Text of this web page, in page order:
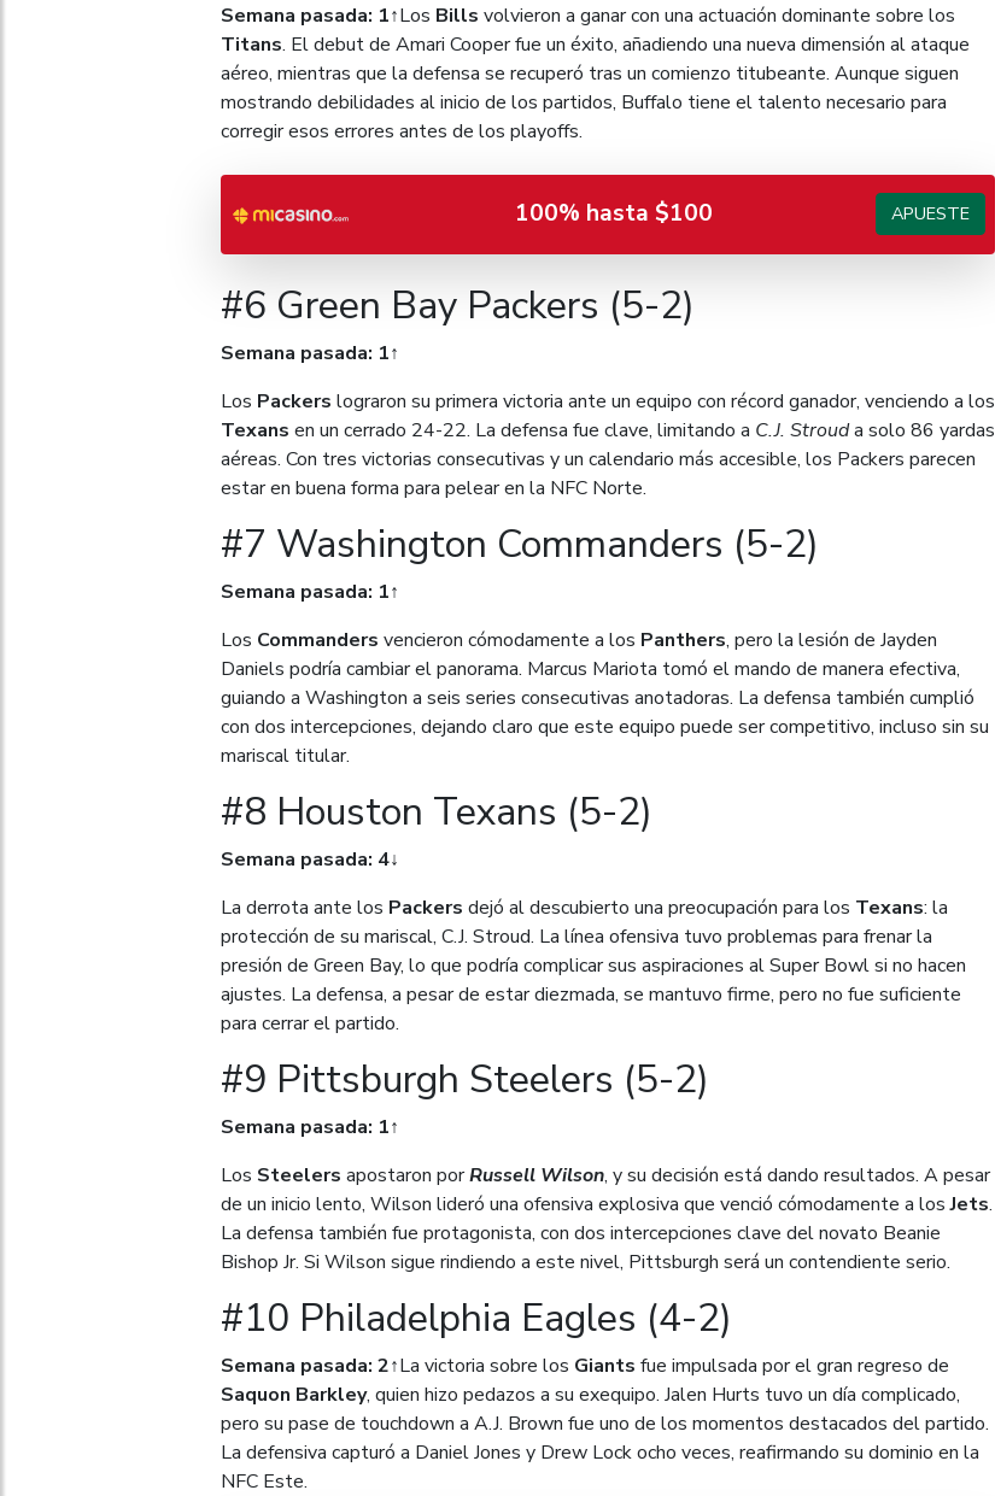
Semana pasada: 1↑Los Bills volvieron a ganar con una actuación dominante sobre los
Titans. El debut de Amari Cooper fue un éxito, añadiendo una nueva dimensión al ataque
aéreo, mientras que la defensa se recuperó tras un comienzo titubeante. Aunque siguen
mostrando debilidades al inicio de los partidos, Buffalo tiene el talento necesario para
corregir esos errores antes de los playoffs.
100% hasta $100 APUESTE
#6 Green Bay Packers (5-2)
Semana pasada: 1↑
Los Packers lograron su primera victoria ante un equipo con récord ganador, venciendo a los
Texans en un cerrado 24-22. La defensa fue clave, limitando a C.J. Strouda solo 86 yardas
aéreas. Con tres victorias consecutivas y un calendario más accesible, los Packers parecen
estar en buena forma para pelear en la NFC Norte.
#7 Washington Commanders (5-2)
Semana pasada: 1↑
Los Commanders vencieron cómodamente a los Panthers, pero la lesión de Jayden
Daniels podría cambiar el panorama. Marcus Mariota tomó el mando de manera efectiva,
guiando a Washington a seis series consecutivas anotadoras. La defensa también cumplió
con dos intercepciones, dejando claro que este equipo puede ser competitivo, incluso sin su
mariscal titular.
#8 Houston Texans (5-2)
Semana pasada: 4↓
La derrota ante los Packers dejó al descubierto una preocupación para los Texans: la
protección de su mariscal, C.J. Stroud. La línea ofensiva tuvo problemas para frenar la
presión de Green Bay, lo que podría complicar sus aspiraciones al Super Bowl si no hacen
ajustes. La defensa, a pesar de estar diezmada, se mantuvo firme, pero no fue suficiente
para cerrar el partido.
#9 Pittsburgh Steelers (5-2)
Semana pasada: 1↑
Los Steelers apostaron porRussell Wilson, y su decisión está dando resultados. A pesar
de un inicio lento, Wilson lideró una ofensiva explosiva que venció cómodamente a losJets.
La defensa también fue protagonista, con dos intercepciones clave del novato Beanie
Bishop Jr. Si Wilson sigue rindiendo a este nivel, Pittsburgh será un contendiente serio.
#10 Philadelphia Eagles (4-2)
Semana pasada: 2↑La victoria sobre los Giants fue impulsada por el gran regreso de
Saquon Barkley, quien hizo pedazos a su exequipo. Jalen Hurts tuvo un día complicado,
pero su pase de touchdown a A.J. Brown fue uno de los momentos destacados del partido.
La defensiva capturó a Daniel Jones y Drew Lock ocho veces, reafirmando su dominio en la
NFC Este.